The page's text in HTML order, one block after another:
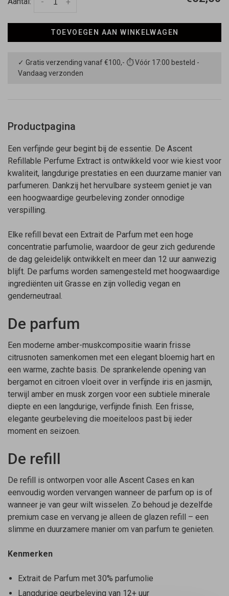
TOEVOEGEN AAN WINKELWAGEN
✓ Gratis verzending vanaf €100,- ⏱ Vóór 17:00 besteld -
Vandaag verzonden
Productpagina
Een verfijnde geur begint bij de essentie. De Ascent
Refillable Perfume Extract is ontwikkeld voor wie kiest voor
kwaliteit, langdurige prestaties en een duurzame manier van
parfumeren. Dankzij het hervulbare systeem geniet je van
een hoogwaardige geurbeleving zonder onnodige
verspilling.
Elke refill bevat een Extrait de Parfum met een hoge
concentratie parfumolie, waardoor de geur zich gedurende
de dag geleidelijk ontwikkelt en meer dan 12 uur aanwezig
blijft. De parfums worden samengesteld met hoogwaardige
ingrediënten uit Grasse en zijn volledig vegan en
genderneutraal.
De parfum
Een moderne amber-muskcompositie waarin frisse
citrusnoten samenkomen met een elegant bloemig hart en
een warme, zachte basis. De sprankelende opening van
bergamot en citroen vloeit over in verfijnde iris en jasmijn,
terwijl amber en musk zorgen voor een subtiele minerale
diepte en een langdurige, verfijnde finish. Een frisse,
elegante geurbeleving die moeiteloos past bij ieder
moment en seizoen.
De refill
De refill is ontworpen voor alle Ascent Cases en kan
eenvoudig worden vervangen wanneer de parfum op is of
wanneer je van geur wilt wisselen. Zo behoud je dezelfde
premium case en vervang je alleen de glazen refill – een
slimme en duurzamere manier om van parfum te genieten.
Kenmerken
Extrait de Parfum met 30% parfumolie
Langdurige geurbeleving van 12+ uur